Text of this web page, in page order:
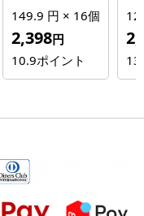
149.9 円 × 16個
2,398円
10.9ポイント